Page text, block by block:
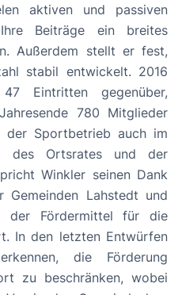
aktiven und passiven
Beiträge ein breites
Außerdem stellt er fest,
stabil entwickelt. 2016
Eintritten gegenüber,
780 Mitglieder
des Ortsrates und der
Winkler seinen Dank
Lahstedt und
der Fördermittel für die
In den letzten Entwürfen
die Förderung
zu beschränken, wobei